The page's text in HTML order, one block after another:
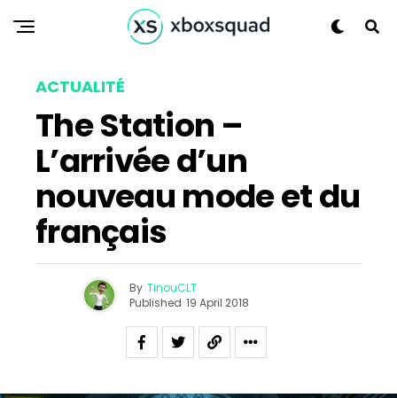
ACTUALITÉ
The Station –
L’arrivée d’un
nouveau mode et du
français
By TinouCLT
Published 19 April 2018